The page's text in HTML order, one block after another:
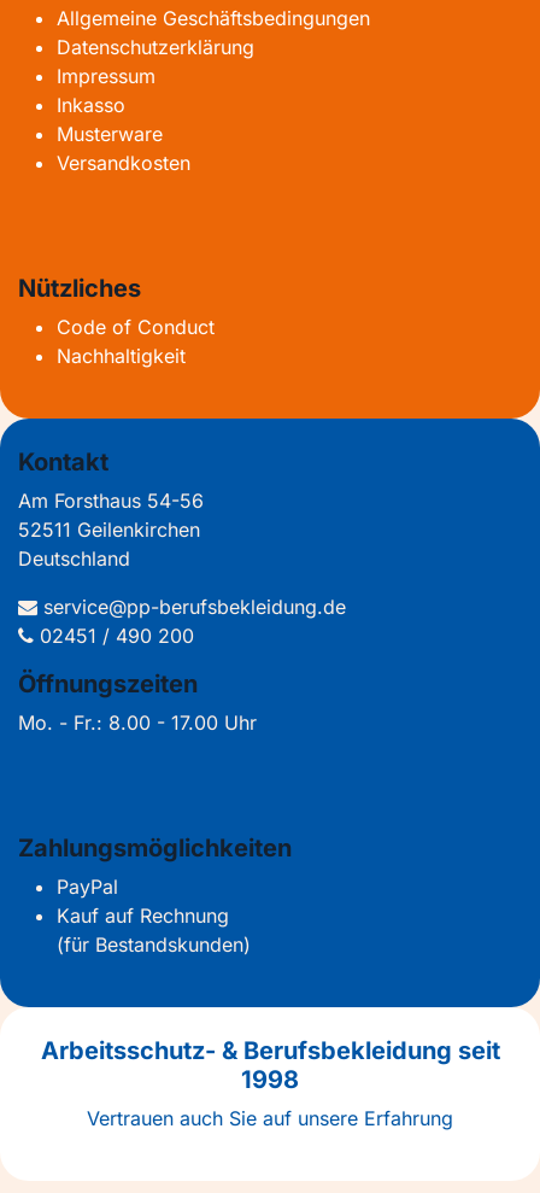
Allgemeine Geschäftsbedingungen
Datenschutzerklärung
Impressum
Inkasso
Musterware
Versandkosten
Nützliches
Code of Conduct
Nachhaltigkeit
Kontakt
Am Forsthaus 54-56
52511 Geilenkirchen
Deutschland
service@pp-berufsbekleidung.de
02451 / 490 200
Öffnungszeiten
Mo. - Fr.: 8.00 - 17.00 Uhr
Zahlungsmöglichkeiten
PayPal
Kauf auf Rechnung
(für Bestandskunden)
Arbeitsschutz- & Berufsbekleidung seit
1998
Vertrauen auch Sie auf unsere Erfahrung